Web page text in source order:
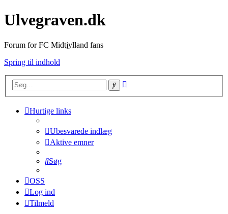
Ulvegraven.dk
Forum for FC Midtjylland fans
Spring til indhold
Søg
Hurtige links
Ubesvarede indlæg
Aktive emner
Søg
OSS
Log ind
Tilmeld